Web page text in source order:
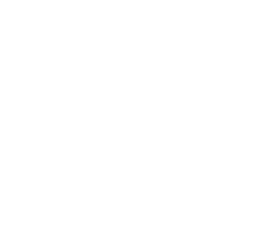
Hoop Dreamz